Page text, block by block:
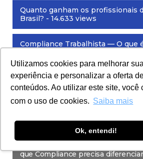
Utilizamos cookies para melhorar sua
experiência e personalizar a oferta
conteúdos. Ao utilizar este site, você
com o uso de cookies. Saiba mais
Ok, entendi!
Quanto ganham os profissionais
Brasil? - 14.633 views
Compliance Trabalhista — O que
Decreto nº 11.129/2022 –
Anticorrupção”- 8.753 views
ARTIGOS
que Compliance precisa